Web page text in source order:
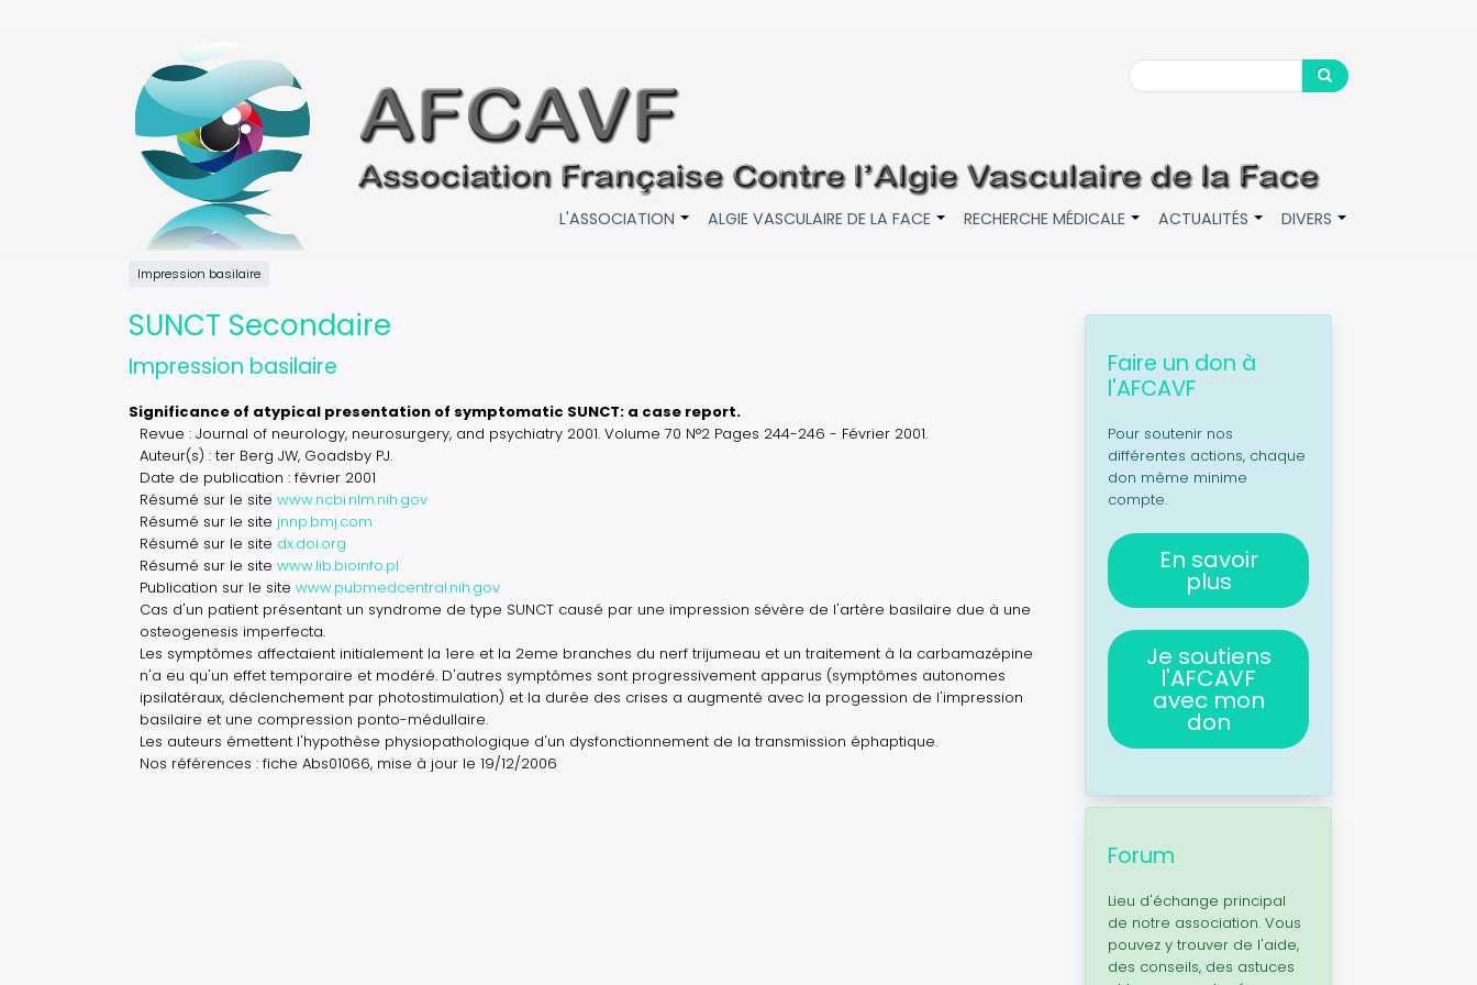
Search
Search
L'ASSOCIATION ALGIE VASCULAIRE DE LA FACE RECHERCHE MÉDICALE ACTUALITÉS DIVERS
Impression basilaire
SUNCT Secondaire
Impression basilaire
Significance of atypical presentation of symptomatic SUNCT: a case report.
Revue : Journal of neurology, neurosurgery, and psychiatry 2001. Volume 70 N°2 Pages 244-246 - Février 2001.
Auteur(s) : ter Berg JW, Goadsby PJ.
Date de publication : février 2001
Résumé sur le site www.ncbi.nlm.nih.gov
Résumé sur le site jnnp.bmj.com
Résumé sur le site dx.doi.org
Résumé sur le site www.lib.bioinfo.pl
Publication sur le site www.pubmedcentral.nih.gov
Cas d'un patient présentant un syndrome de type SUNCT causé par une impression sévère de l'artère basilaire due à une
osteogenesis imperfecta.
Les symptômes affectaient initialement la 1ere et la 2eme branches du nerf trijumeau et un traitement à la carbamazépine
n'a eu qu'un effet temporaire et modéré. D'autres symptômes sont progressivement apparus (symptômes autonomes
ipsilatéraux, déclenchement par photostimulation) et la durée des crises a augmenté avec la progession de l'impression
basilaire et une compression ponto-médullaire.
Les auteurs émettent l'hypothèse physiopathologique d'un dysfonctionnement de la transmission éphaptique.
Nos références : fiche Abs01066, mise à jour le 19/12/2006
Faire un don à
l'AFCAVF
Pour soutenir nos
différentes actions, chaque
don même minime
compte.
En savoir
plus
Je soutiens
l'AFCAVF
avec mon
don
Forum
Lieu d'échange principal
de notre association. Vous
pouvez y trouver de l'aide,
des conseils, des astuces